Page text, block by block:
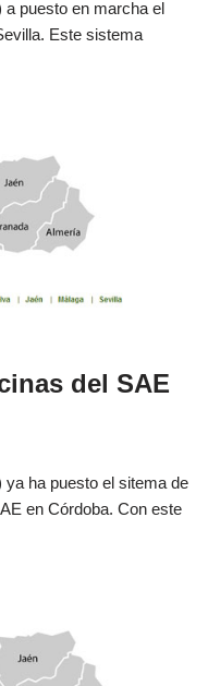
a puesto en marcha el
Este sistema
del SAE
ha puesto el sitema de
en Córdoba. Con este